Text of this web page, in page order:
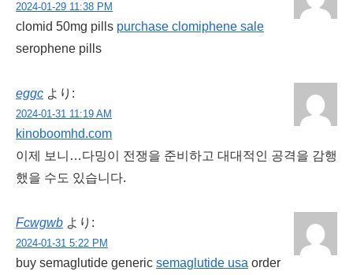
2024-01-29 11:38 PM
clomid 50mg pills purchase clomiphene sale
serophene pills
eggc より:
2024-01-31 11:19 AM
kinoboomhd.com
이제 보니…다밍이 전쟁을 준비하고 대대적인 공격을 감행
했을 수도 있습니다.
Fcwgwb より:
2024-01-31 5:22 PM
buy semaglutide generic semaglutide usa order